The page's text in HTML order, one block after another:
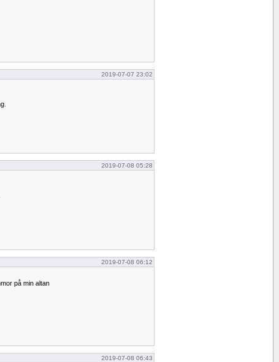
2019-07-07 23:02
2019-07-08 05:28
2019-07-08 06:12
på min altan
2019-07-08 06:43